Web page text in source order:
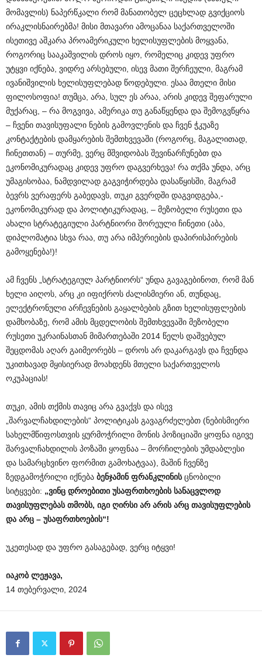
მომავლის) ნაპერწკალი რომ მანათობელ ცეცხლად გვიქციოს
ირაკლისნაირებმა! მისი მთავარი ამოცანაა საქართველოში
ისეთივე აშკარა პროამერიკული ხელისუფლების მოყვანა,
როგორიც სააკაშვილის დროს იყო, რომელიც კიდევ უფრო
უტყვი იქნება, ვიდრე არსებული, ისევ მათი შერჩეული, მაგრამ
ივანიშვილის ხელისუფლებად წოდებული. ესაა მთელი მისი
ფილოსოფია! თუმცა, არა, სულ ეს არაა, არის კიდევ შეფარული
მუქარაც, – რა მოგვივა, ამერიკა თუ განაწყენდა და შემოგვწყრა
– ჩვენი თავისუფალი ნების გამოვლენის და ჩვენ ჭკუაზე
კონტაქტების დამყარების შემთხვევაში (როგორც, მაგალითად,
ჩინეთთან) – თურმე, ვერც მშვიდობას შევინარჩუნებთ და
ეკონომიკურადაც კიდევ უფრო დაგვერხევა! რა თქმა უნდა, არც
უმაგისობაა, ნამდვილად გაგვიჭირდება დასაწყისში, მაგრამ
ბევრს ვერაფერს გაბედავს, თუკი გვერდში დაგვიდგება,-
ეკონომიკურად და პოლიტიკურადაც, – მეზობელი რუსეთი და
ახალი სტრატეგიული პარტნიორი შორეული ჩინეთი (აბა,
დიპლომატია სხვა რაა, თუ არა იმპერიების დაპირისპირების
გამოყენება!)!
ამ ჩვენს „სტრატეგიულ პარტნიორს“ უნდა გავაგებინოთ, რომ მან
ხელი აიღოს, არც კი იფიქროს ძალისმიერი ან, თუნდაც,
ელექტრონული არჩევნების გაყალბების გზით ხელისუფლების
დამხობაზე, რომ ამის მცდელობის შემთხვევაში მეზობელი
რუსეთი უკრაინასთან მიმართებაში 2014 წელს დაშვებულ
შეცდომას აღარ გაიმეორებს – დროს არ დაკარგავს და ჩვენდა
უკითხავად მყისიერად მოახდენს მთელი საქართველოს
ოკუპაციას!
თუკი, ამის თქმის თავიც არა გვაქვს და ისევ
„შარვალჩახდილების“ პოლიტიკას გავაგრძელებთ (ნებისმიერი
სახელმწიფოსთვის ყურმოჭრილი მონის პოზიციაში ყოფნა იგივე
შარვალჩახდილის პოზაში ყოფნაა – მორჩილების უმდაბლესი
და სამარცხვინო ფორმით გამოხატვაა), მაშინ ჩვენზე
ზედგამოჭრილი იქნება ბენჯამინ ფრანკლინისცნობილი
სიტყვები: „ვინც დროებითი უსაფრთხოების სანაცვლოდ
თავისუფლებას თმობს, იგი ღირსი არ არის არც თავისუფლების
და არც – უსაფრთხოების“!
უკეთესად და უფრო გასაგებად, ვერც იტყვი!
იაკობ ლეჟავა,
14 თებერვალი, 2024